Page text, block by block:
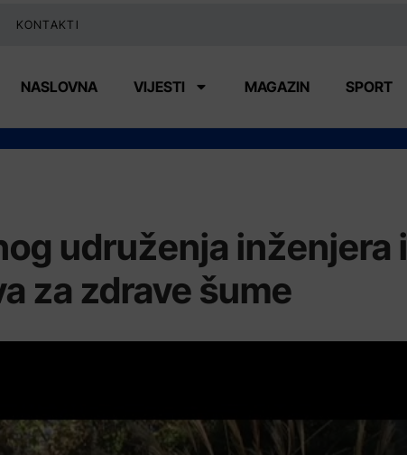
KONTAKTI
NASLOVNA VIJESTI MAGAZIN SPORT
udruženja inženjera i
za zdrave šume